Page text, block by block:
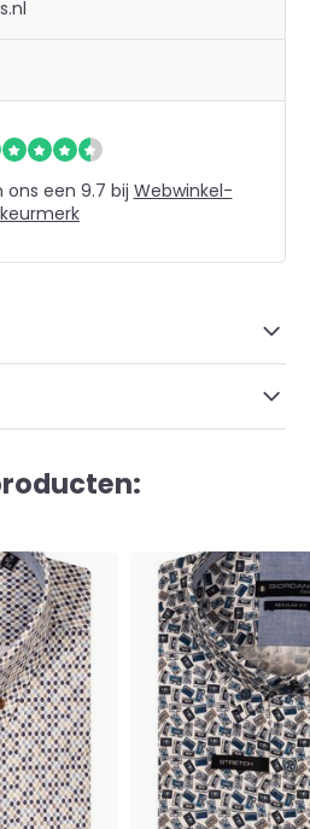
een 9.7 bij Webwinkel-
keurmerk